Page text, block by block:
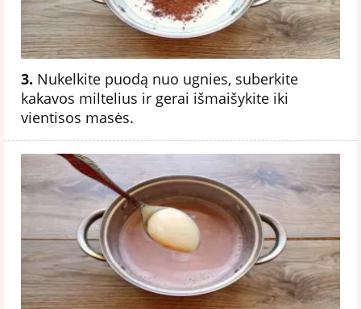
3. Nukelkite puodą nuo ugnies, suberkite
kakavos miltelius ir gerai išmaišykite iki
vientisos masės.